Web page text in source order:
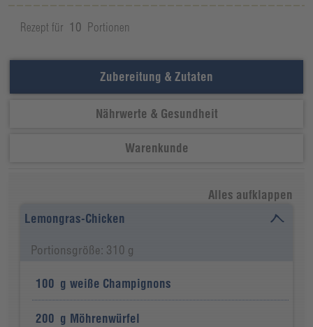
Rezept für 10 Portionen
Zubereitung & Zutaten
Nährwerte & Gesundheit
Warenkunde
Alles aufklappen
Lemongras-Chicken
Portionsgröße: 310 g
100 g weiße Champignons
200 g Möhrenwürfel